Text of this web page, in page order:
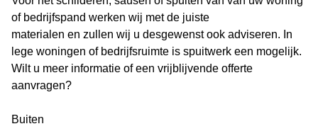
of bedrijfspand werken wij met de juiste
materialen en zullen wij u desgewenst ook adviseren. In
lege woningen of bedrijfsruimte is spuitwerk een mogelijk.
Wilt u meer informatie of een vrijblijvende offerte
aanvragen?
Buiten